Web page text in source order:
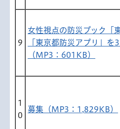
9
女性視点の防災ブック「
「東京都防災アプリ」を
（MP3：601KB）
1
0
募集（MP3：1,829KB）